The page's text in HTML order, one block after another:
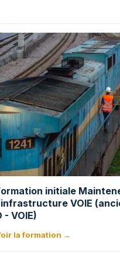
initiale
VOIE
- VOIE)
la formation →